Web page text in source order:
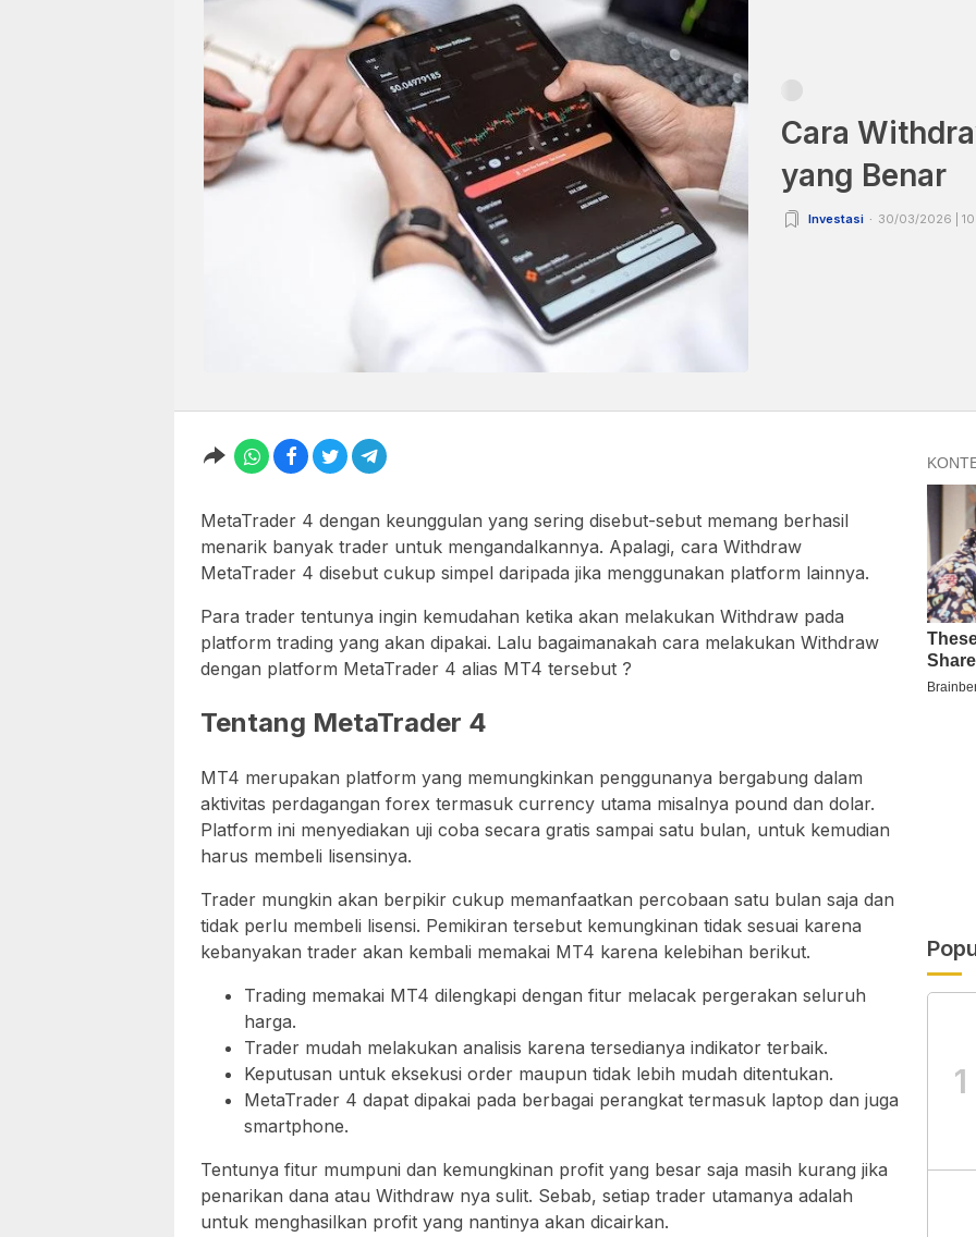
Cara
yang Benar
Investasi 30/03/2026 |
MetaTrader 4 dengan keunggulan yang sering disebut-sebut memang berhasil
menarik banyak trader untuk mengandalkannya. Apalagi, cara Withdraw
MetaTrader 4 disebut cukup simpel daripada jika menggunakan platform lainnya.
Para trader tentunya ingin kemudahan ketika akan melakukan Withdraw pada
platform trading yang akan dipakai. Lalu bagaimanakah cara melakukan Withdraw
dengan platform MetaTrader 4 alias MT4 tersebut ?
Tentang MetaTrader 4
MT4 merupakan platform yang memungkinkan penggunanya bergabung dalam
aktivitas perdagangan forex termasuk currency utama misalnya pound dan dolar.
Platform ini menyediakan uji coba secara gratis sampai satu bulan, untuk kemudian
harus membeli lisensinya.
Trader mungkin akan berpikir cukup memanfaatkan percobaan satu bulan saja dan
tidak perlu membeli lisensi. Pemikiran tersebut kemungkinan tidak sesuai karena
kebanyakan trader akan kembali memakai MT4 karena kelebihan berikut.
Trading memakai MT4 dilengkapi dengan fitur melacak pergerakan seluruh
harga.
Trader mudah melakukan analisis karena tersedianya indikator terbaik.
Keputusan untuk eksekusi order maupun tidak lebih mudah ditentukan.
MetaTrader 4 dapat dipakai pada berbagai perangkat termasuk laptop dan juga
smartphone.
Tentunya fitur mumpuni dan kemungkinan profit yang besar saja masih kurang jika
penarikan dana atau Withdraw nya sulit. Sebab, setiap trader utamanya adalah
untuk menghasilkan profit yang nantinya akan dicairkan.
1